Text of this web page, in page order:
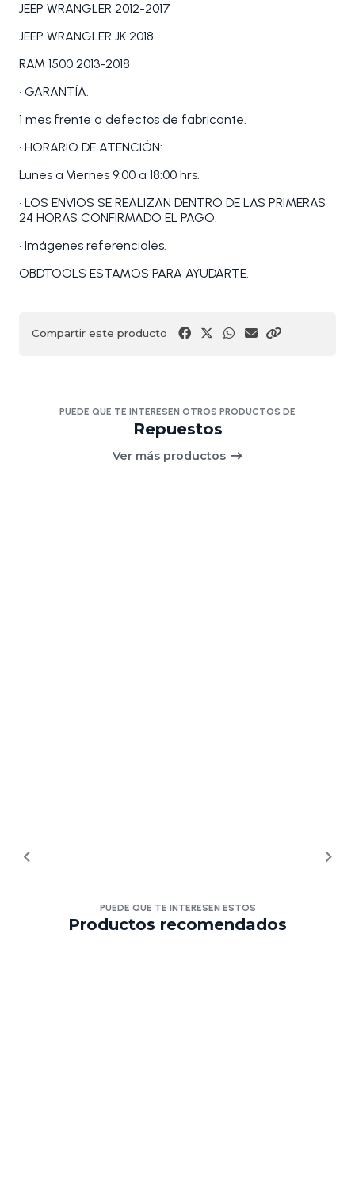
JEEP WRANGLER 2012-2017
JEEP WRANGLER JK 2018
RAM 1500 2013-2018
• GARANTÍA:
1 mes frente a defectos de fabricante.
• HORARIO DE ATENCIÓN:
Lunes a Viernes 9:00 a 18:00 hrs.
• LOS ENVIOS SE REALIZAN DENTRO DE LAS PRIMERAS
24 HORAS CONFIRMADO EL PAGO.
• Imágenes referenciales.
OBDTOOLS ESTAMOS PARA AYUDARTE.
Compartir este producto
PUEDE QUE TE INTERESEN OTROS PRODUCTOS DE
Repuestos
Ver más productos
PUEDE QUE TE INTERESEN ESTOS
Productos recomendados